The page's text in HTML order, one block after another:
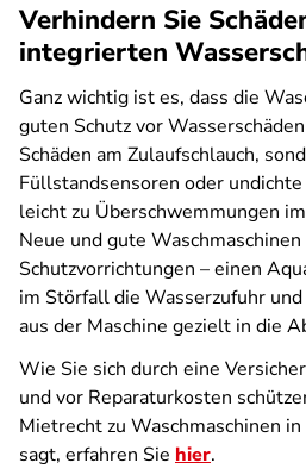
Verhindern Sie
integrierten
Ganz wichtig ist es, dass die
guten Schutz vor
Schäden am Zulaufschlauch,
Füllstandsensoren oder
leicht zu Überschwemmungen
Neue und gute
Schutzvorrichtungen – einen
im Störfall die Wasserzufuhr
aus der Maschine gezielt in die
Wie Sie sich durch eine
und vor Reparaturkosten
Mietrecht zu Waschmaschinen
sagt, erfahren Sie hier.